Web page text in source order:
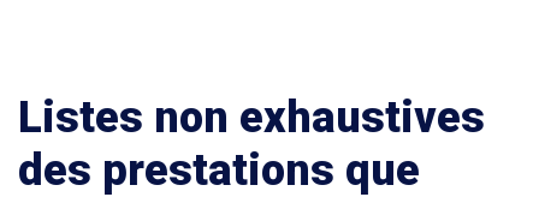
Listes non exhaustives
des prestations que